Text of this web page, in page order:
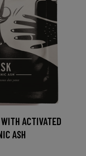
ACTIVATED
ASH